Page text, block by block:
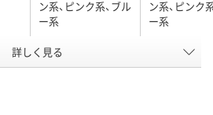
ン系、ピンク系、ブル
ー系
ン系、ピンク
ー系
マルチカラー／多色
セット
マルチカラ
セット
詳しく見る